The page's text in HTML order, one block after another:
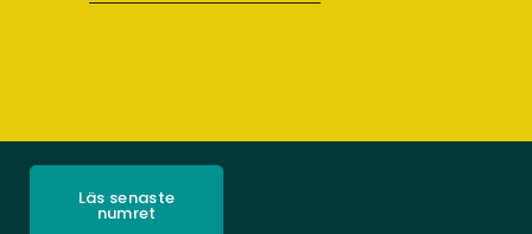
Läs senaste
numret